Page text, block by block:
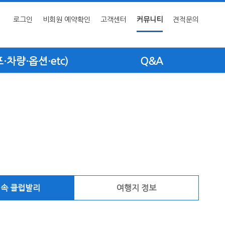
로그인 비회원 예약확인 고객센터 커뮤니티 견적문의
차량·옵션·etc) Q&A
클럽발리 여행지 정보